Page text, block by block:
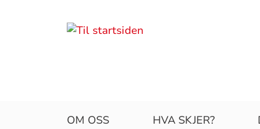
OM OSS HVA SKJER?